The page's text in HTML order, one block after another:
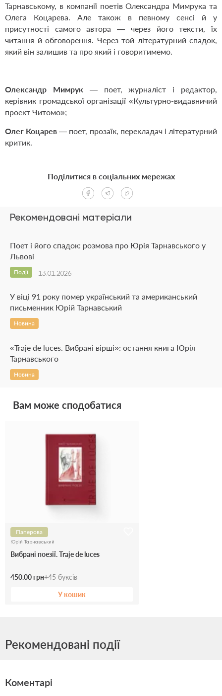
Тарнавському, в компанії поетів Олександра Мимрука та
Олега Коцарева. Але також в певному сенсі й у
присутності самого автора — через його тексти, їх
читання й обговорення. Через той літературний спадок,
який він залишив та про який і говоритимемо.
Олександр Мимрук — поет, журналіст і редактор,
керівник громадської організації «Культурно-видавничий
проект Читомо»;
Олег Коцарев — поет, прозаїк, перекладач і літературний
критик.
Рекомендовані матеріали
Поет і його спадок: розмова про Юрія Тарнавського у
Львові
13.01.2026
Події
У віці 91 року помер український та американський
письменник Юрій Тарнавський
Новина
«Traje de luces. Вибрані вірші»: остання книга Юрія
Тарнавського
Новина
Поділитися в соціальних мережах
Вам може сподобатися
Паперова
Юрій Тарнавський
Вибрані поезії. Traje de luces
450.00 грн+45 буксів
У кошик
Рекомендовані події
Коментарі